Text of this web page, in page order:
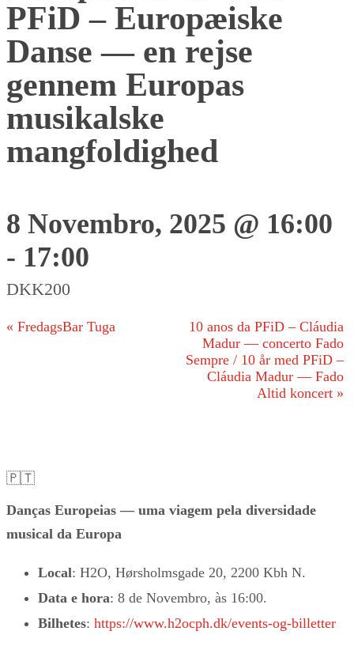
PFiD – Europæiske
Danse — en rejse
gennem Europas
musikalske
mangfoldighed
8 Novembro, 2025 @ 16:00
- 17:00
DKK200
« FredagsBar Tuga
10 anos da PFiD – Cláudia
Madur — concerto Fado
Sempre / 10 år med PFiD –
Cláudia Madur — Fado
Altid koncert »
🇵🇹
Danças Europeias — uma viagem pela diversidade
musical da Europa
Local: H2O, Hørsholmsgade 20, 2200 Kbh N.
Data e hora: 8 de Novembro, às 16:00.
Bilhetes: https://www.h2ocph.dk/events-og-billetter